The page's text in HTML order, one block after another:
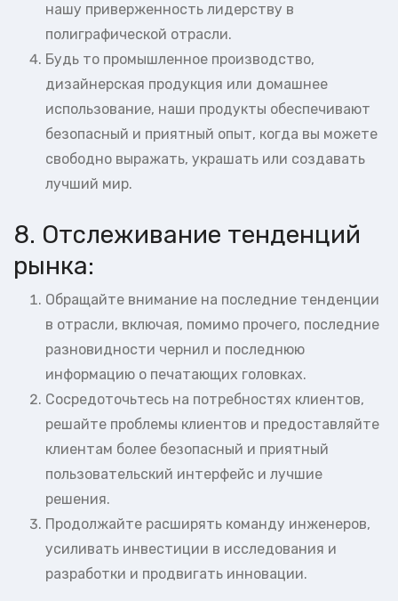
нашу приверженность лидерству в
полиграфической отрасли.
Будь то промышленное производство,
дизайнерская продукция или домашнее
использование, наши продукты обеспечивают
безопасный и приятный опыт, когда вы можете
свободно выражать, украшать или создавать
лучший мир.
8. Отслеживание тенденций
рынка:
Обращайте внимание на последние тенденции
в отрасли, включая, помимо прочего, последние
разновидности чернил и последнюю
информацию о печатающих головках.
Сосредоточьтесь на потребностях клиентов,
решайте проблемы клиентов и предоставляйте
клиентам более безопасный и приятный
пользовательский интерфейс и лучшие
решения.
Продолжайте расширять команду инженеров,
усиливать инвестиции в исследования и
разработки и продвигать инновации.